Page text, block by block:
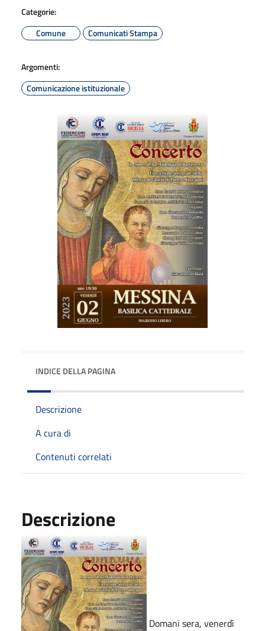
Categorie:
Comune
Comunicati Stampa
Argomenti:
Comunicazione istituzionale
INDICE DELLA PAGINA
Descrizione
A cura di
Contenuti correlati
Descrizione
Domani sera, venerdì